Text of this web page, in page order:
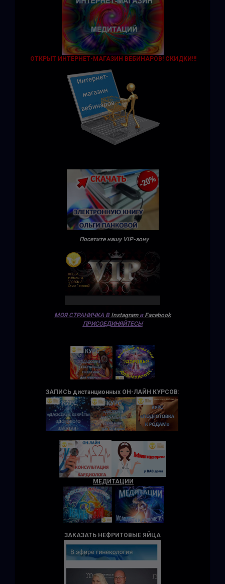
ОТКРЫТ ИНТЕРНЕТ-МАГАЗИН ВЕБИНАРОВ! СКИДКИ!!!
Посетите нашу VIP-зону
МОЯ СТРАНИЧКА В Instagram и Facebook
ПРИСОЕДИНЯЙТЕСЬ!
ЗАПИСЬ дистанционных ОН-ЛАЙН КУРСОВ:
МЕДИТАЦИИ
ЗАКАЗАТЬ НЕФРИТОВЫЕ ЯЙЦА